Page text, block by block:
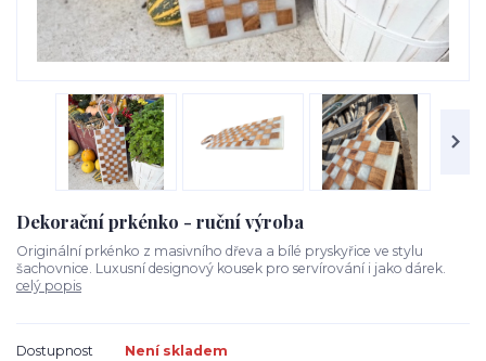
Dekorační prkénko - ruční výroba
Originální prkénko z masivního dřeva a bílé pryskyřice ve stylu
šachovnice. Luxusní designový kousek pro servírování i jako dárek.
celý popis
Dostupnost Není skladem